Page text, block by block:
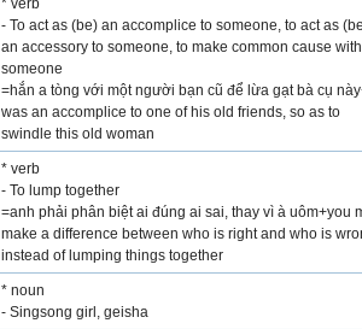
* verb
- To act as (be) an accomplice to someone, to act as
an accessory to someone, to make common cause with
someone
=hắn a tòng với một người bạn cũ để lừa gạt bà cụ
was an accomplice to one of his old friends, so as to
swindle this old woman
* verb
- To lump together
=anh phải phân biệt ai đúng ai sai, thay vì à uôm+you
make a difference between who is right and who is
instead of lumping things together
* noun
- Singsong girl, geisha